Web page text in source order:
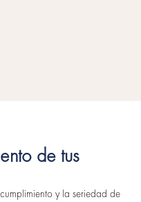
de tus
y la seriedad de